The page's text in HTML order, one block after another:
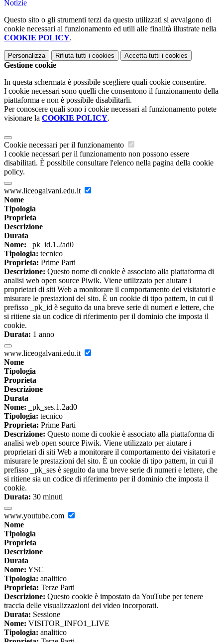
Notizie
Questo sito o gli strumenti terzi da questo utilizzati si avvalgono di
cookie necessari al funzionamento ed utili alle finalità illustrate nella
COOKIE POLICY.
Personalizza Rifiuta tutti i cookies Accetta tutti i cookies
Gestione cookie
In questa schermata è possibile scegliere quali cookie consentire.
I cookie necessari sono quelli che consentono il funzionamento della
piattaforma e non è possibile disabilitarli.
Per conoscere quali sono i cookie necessari al funzionamento potete
visionare la COOKIE POLICY.
Cookie necessari per il funzionamento
I cookie necessari per il funzionamento non possono essere
disabilitati. È possibile consultare l'elenco nella pagina della cookie
policy.
www.liceogalvani.edu.it
Nome
Tipologia
Proprieta
Descrizione
Durata
Nome: _pk_id.1.2ad0
Tipologia: tecnico
Proprieta: Prime Parti
Descrizione: Questo nome di cookie è associato alla piattaforma di
analisi web open source Piwik. Viene utilizzato per aiutare i
proprietari di siti Web a monitorare il comportamento dei visitatori e
misurare le prestazioni del sito. È un cookie di tipo pattern, in cui il
prefisso _pk_id è seguito da una breve serie di numeri e lettere, che
si ritiene sia un codice di riferimento per il dominio che imposta il
cookie.
Durata: 1 anno
www.liceogalvani.edu.it
Nome
Tipologia
Proprieta
Descrizione
Durata
Nome: _pk_ses.1.2ad0
Tipologia: tecnico
Proprieta: Prime Parti
Descrizione: Questo nome di cookie è associato alla piattaforma di
analisi web open source Piwik. Viene utilizzato per aiutare i
proprietari di siti Web a monitorare il comportamento dei visitatori e
misurare le prestazioni del sito. È un cookie di tipo pattern, in cui il
prefisso _pk_ses è seguito da una breve serie di numeri e lettere, che
si ritiene sia un codice di riferimento per il dominio che imposta il
cookie.
Durata: 30 minuti
www.youtube.com
Nome
Tipologia
Proprieta
Descrizione
Durata
Nome: YSC
Tipologia: analitico
Proprieta: Terze Parti
Descrizione: Questo cookie è impostato da YouTube per tenere
traccia delle visualizzazioni dei video incorporati.
Durata: Sessione
Nome: VISITOR_INFO1_LIVE
Tipologia: analitico